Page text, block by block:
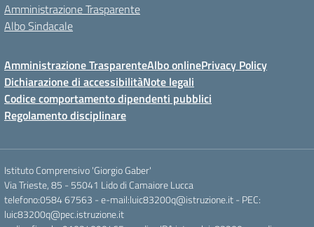
Amministrazione Trasparente
Albo Sindacale
Amministrazione TrasparenteAlbo onlinePrivacy Policy
Dichiarazione di accessibilitàNote legali
Codice comportamento dipendenti pubblici
Regolamento disciplinare
Istituto Comprensivo 'Giorgio Gaber'
Via Trieste, 85 - 55041 Lido di Camaiore Lucca
telefono:0584 67563 - e-mail:luic83200q@istruzione.it - PEC:
luic83200q@pec.istruzione.it